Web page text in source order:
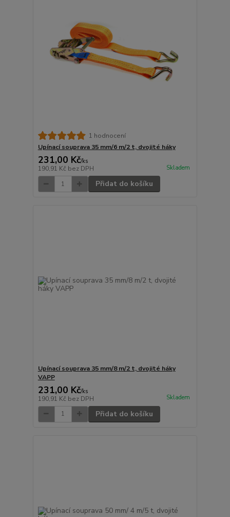
1 hodnocení
Upínací souprava 35 mm/6 m/2 t, dvojité háky
231,00 Kč/ks
190,91 Kč bez DPH Skladem
Přidat do košíku
Upínací souprava 35 mm/8 m/2 t, dvojité háky
VAPP
231,00 Kč/ks
190,91 Kč bez DPH Skladem
Přidat do košíku